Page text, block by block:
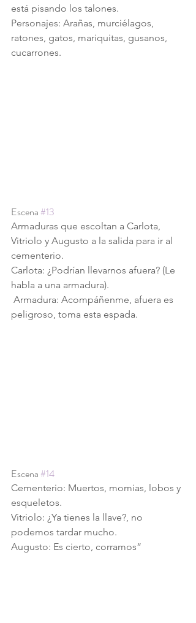
está pisando los talones.
Personajes: Arañas, murciélagos,
ratones, gatos, mariquitas, gusanos,
cucarrones.
Escena #13
Armaduras que escoltan a Carlota,
Vitriolo y Augusto a la salida para ir al
cementerio.
Carlota: ¿Podrían llevarnos afuera? (Le
habla a una armadura).
peligroso, toma esta espada.
Escena #14
Cementerio: Muertos, momias, lobos y
esqueletos.
Vitriolo: ¿Ya tienes la llave?, no
podemos tardar mucho.
Augusto: Es cierto, corramos”